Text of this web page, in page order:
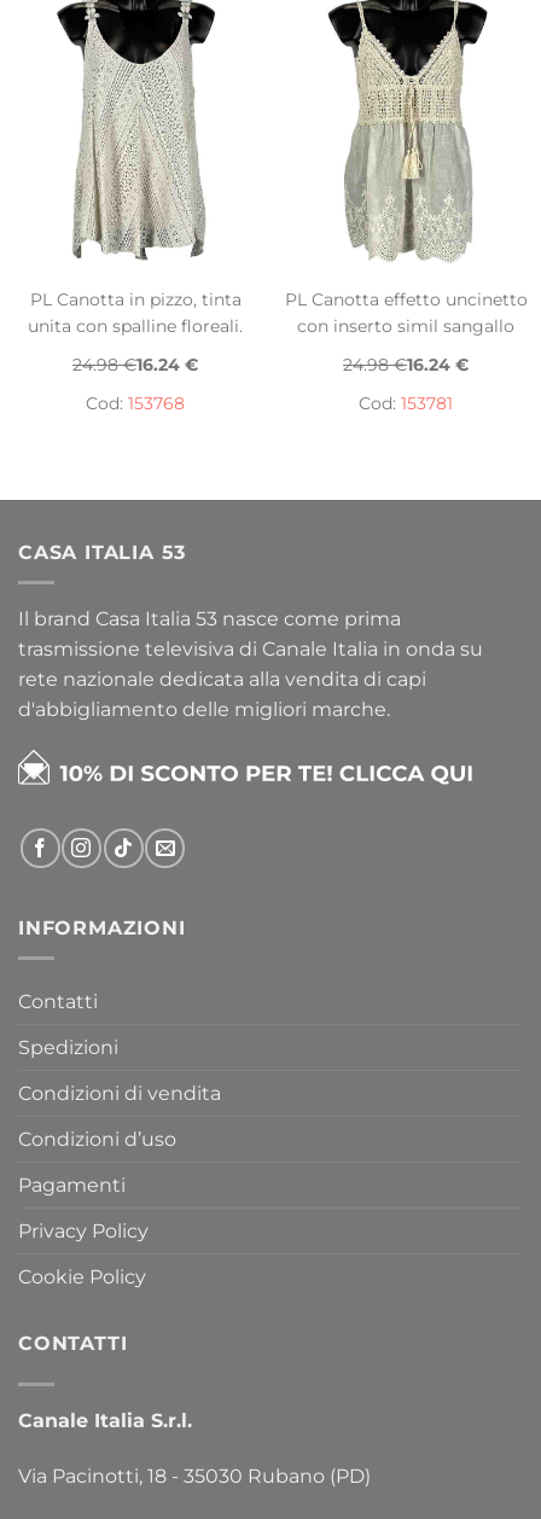
PL Canotta in pizzo, tinta
unita con spalline floreali.
24.98 €16.24 €
Cod: 153768
PL Canotta effetto uncinetto
con inserto simil sangallo
24.98 €16.24 €
Cod: 153781
CASA ITALIA 53
Il brand Casa Italia 53 nasce come prima
trasmissione televisiva di Canale Italia in onda su
rete nazionale dedicata alla vendita di capi
d'abbigliamento delle migliori marche.
INFORMAZIONI
Contatti
Spedizioni
Condizioni di vendita
Condizioni d’uso
Pagamenti
Privacy Policy
Cookie Policy
CONTATTI
Canale Italia S.r.l.
Via Pacinotti, 18 - 35030 Rubano (PD)